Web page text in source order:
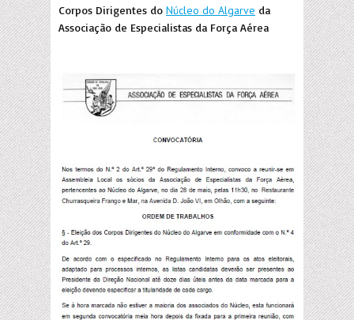
Corpos Dirigentes do Núcleo do Algarve da
Associação de Especialistas da Força Aérea